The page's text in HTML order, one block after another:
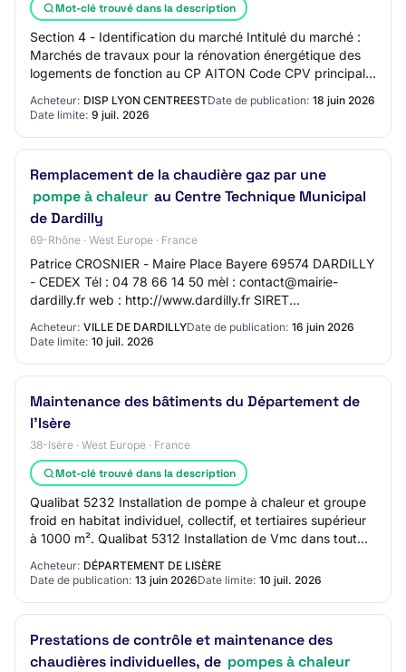
Mot-clé trouvé dans la description
Section 4 - Identification du marché Intitulé du marché :
Marchés de travaux pour la rénovation énergétique des
logements de fonction au CP AITON Code CPV principal -
Acheteur: DISP LYON CENTREESTDate de publication: 18 juin 2026
Date limite: 9 juil. 2026
Remplacement de la chaudière gaz par une
pompe à chaleur au Centre Technique Municipal
de Dardilly
69-Rhône · West Europe · France
Patrice CROSNIER - Maire Place Bayere 69574 DARDILLY
- CEDEX Tél : 04 78 66 14 50 mèl : contact@mairie-
dardilly.fr web : http://www.dardilly.fr SIRET
L'av…
Acheteur: VILLE DE DARDILLYDate de publication: 16 juin 2026
Date limite: 10 juil. 2026
Maintenance des bâtiments du Département de
l'Isère
38-Isère · West Europe · France
Mot-clé trouvé dans la description
Qualibat 5232 Installation de pompe à chaleur et groupe
froid en habitat individuel, collectif, et tertiaires supérieur
à 1000 m². Qualibat 5312 Installation de Vmc dans tout
type de bâtiment supérie…
Acheteur: DÉPARTEMENT DE LISÈRE
Date de publication: 13 juin 2026Date limite: 10 juil. 2026
Prestations de contrôle et maintenance des
chaudières individuelles, de pompes à chaleur